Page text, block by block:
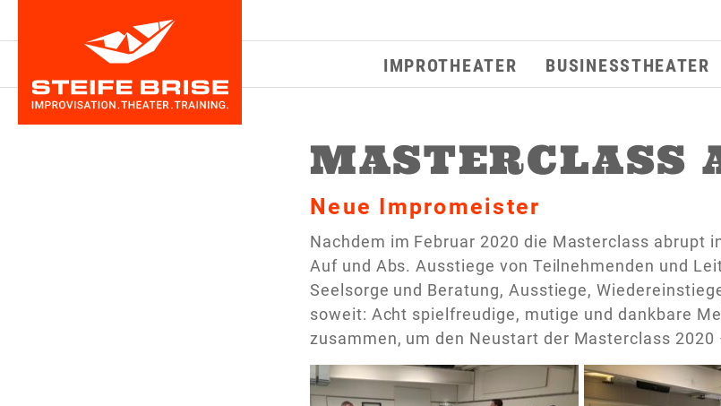
IMPROTHEATER BUSINESSTHEATER
MASTERCLASS
Neue Impromeister
Nachdem im Februar 2020 die Masterclass abrupt
Auf und Abs. Ausstiege von Teilnehmenden und
Seelsorge und Beratung, Ausstiege,
soweit: Acht spielfreudige, mutige und dankbare
zusammen, um den Neustart der Masterclass